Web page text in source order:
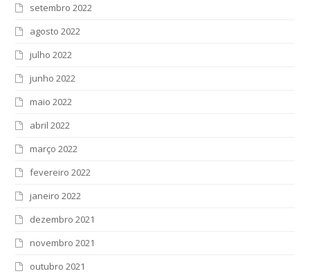
setembro 2022
agosto 2022
julho 2022
junho 2022
maio 2022
abril 2022
março 2022
fevereiro 2022
janeiro 2022
dezembro 2021
novembro 2021
outubro 2021